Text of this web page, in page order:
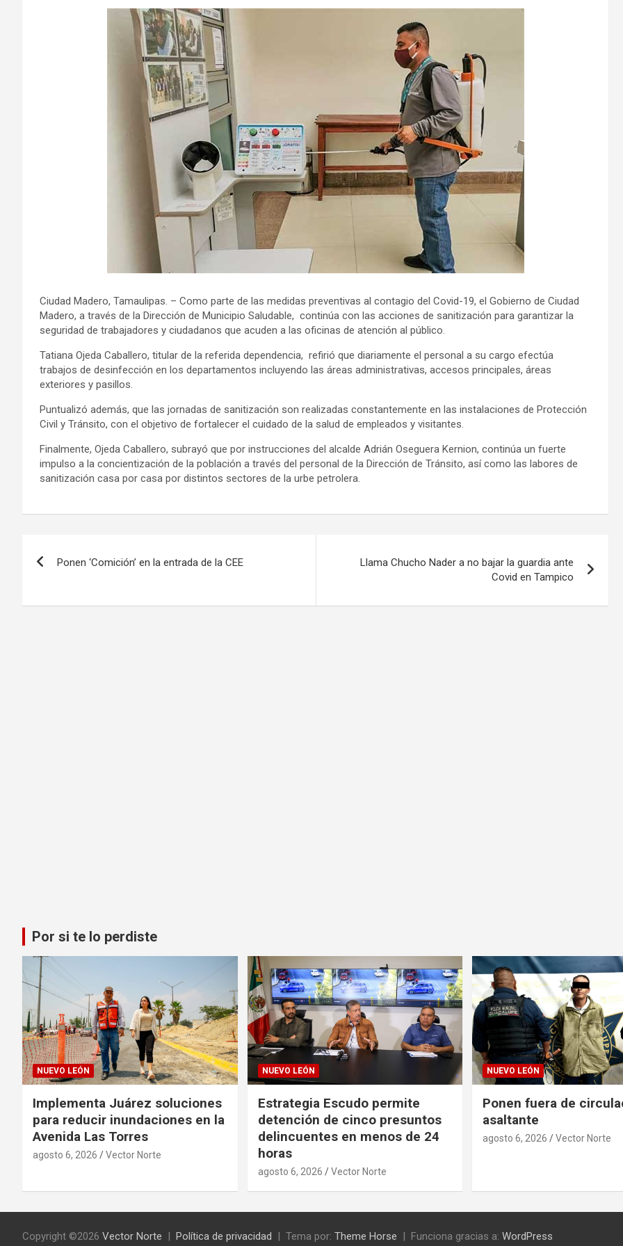
Ciudad Madero, Tamaulipas. – Como parte de las medidas preventivas al contagio del Covid-19, el Gobierno de Ciudad
Madero, a través de la Dirección de Municipio Saludable, continúa con las acciones de sanitización para garantizar la
seguridad de trabajadores y ciudadanos que acuden a las oficinas de atención al público.
Tatiana Ojeda Caballero, titular de la referida dependencia, refirió que diariamente el personal a su cargo efectúa
trabajos de desinfección en los departamentos incluyendo las áreas administrativas, accesos principales, áreas
exteriores y pasillos.
Puntualizó además, que las jornadas de sanitización son realizadas constantemente en las instalaciones de Protección
Civil y Tránsito, con el objetivo de fortalecer el cuidado de la salud de empleados y visitantes.
Finalmente, Ojeda Caballero, subrayó que por instrucciones del alcalde Adrián Oseguera Kernion, continúa un fuerte
impulso a la concientización de la población a través del personal de la Dirección de Tránsito, así como las labores de
sanitización casa por casa por distintos sectores de la urbe petrolera.
entradas
Ponen ‘Comición’ en la entrada de la CEE
Llama Chucho Nader a no bajar la guardia ante
Covid en Tampico
Por si te lo perdiste
NUEVO LEÓN
Implementa Juárez soluciones
para reducir inundaciones en la
Avenida Las Torres
agosto 6, 2026 Vector Norte
NUEVO LEÓN
Estrategia Escudo permite
detención de cinco presuntos
delincuentes en menos de 24
horas
agosto 6, 2026 Vector Norte
NUEVO LEÓN
Ponen fuera de
asaltante
agosto 6, 2026 Vector Norte
Copyright ©2026 Vector Norte Política de privacidad Tema por: Theme Horse Funciona gracias a: WordPress